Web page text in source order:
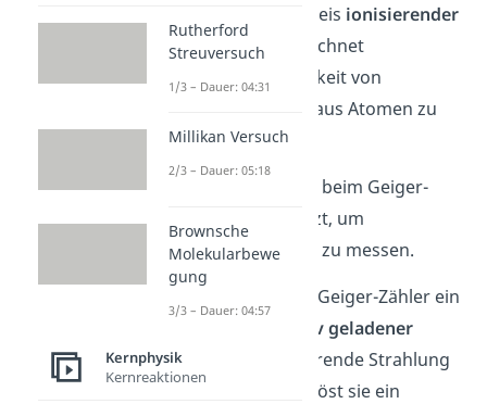
Messgerät zum Nachweis ionisierender
Strahlung. Dabei bezeichnet
„ionisierend“ die Fähigkeit von
Strahlung, Elektronen aus Atomen zu
lösen.
Diese Eigenschaft wird beim Geiger-
Müller-Zählrohr genutzt, um
ionisierende Strahlung zu messen.
Dafür befindet sich im Geiger-Zähler ein
positiv geladener
Draht. Trifft die ionisierende Strahlung
auf ein Edelgas-Atom, löst sie ein
Rutherford
Streuversuch
1/3 – Dauer: 04:31
Millikan Versuch
2/3 – Dauer: 05:18
Brownsche
Molekularbewe
gung
3/3 – Dauer: 04:57
Kernphysik
Kernreaktionen